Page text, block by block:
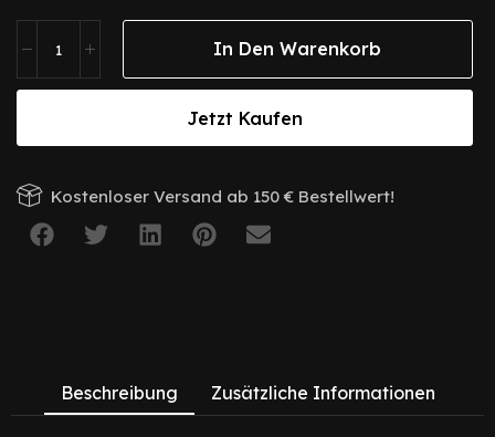
In Den Warenkorb
Jetzt Kaufen
Kostenloser Versand ab 150 € Bestellwert!
Beschreibung Zusätzliche Informationen